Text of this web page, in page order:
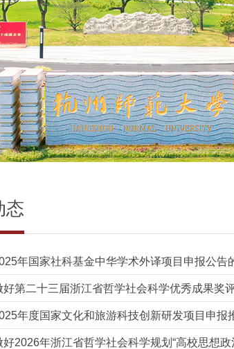
态
年国家社科基金中华学术外译项目申报公告
好第二十三届浙江省哲学社会科学优秀成果奖
年度国家文化和旅游科技创新研发项目申报
好2026年浙江省哲学社会科学规划“高校思想